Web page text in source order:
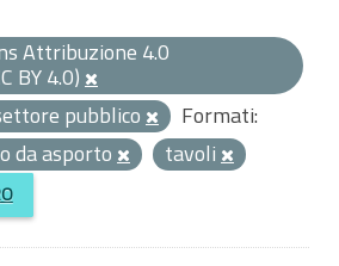
Attribuzione 4.0
BY 4.0)
pubblico
Formati:
da asporto tavoli